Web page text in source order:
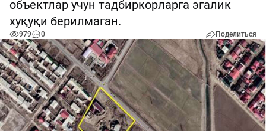
объектлар учун тадбиркорларга эгалик
хуқуқи берилмаган.
979 0 Поделиться